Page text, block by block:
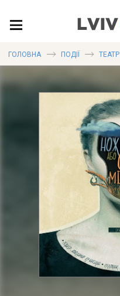
ЛОКАЦІЇ
ПУБЛІКАЦІЇ
ГОЛОВНА ПОДІЇ ТЕАТР